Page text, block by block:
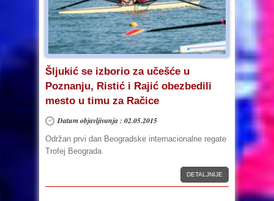
Šljukić se izborio za učešće u
Poznanju, Ristić i Rajić obezbedili
mesto u timu za Račice
Datum objavljivanja : 02.05.2015
Održan prvi dan Beogradske internacionalne regate
Trofej Beograda
DETALJNIJE